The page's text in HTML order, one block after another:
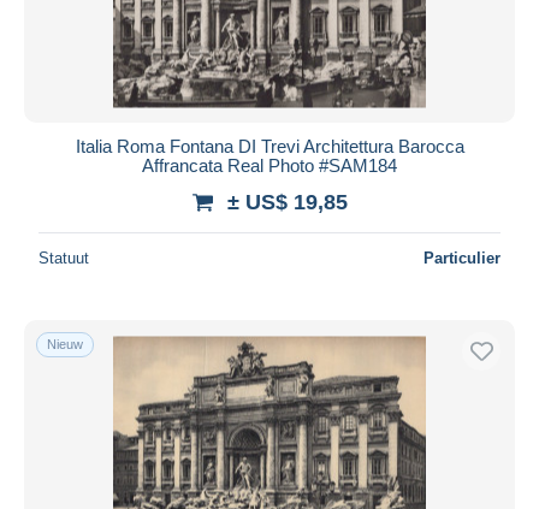
Italia Roma Fontana DI Trevi Architettura Barocca
Affrancata Real Photo #SAM184
± US$ 19,85
Statuut Particulier
Nieuw